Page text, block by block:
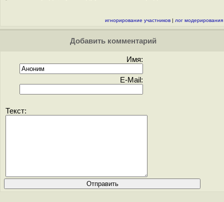
игнорирование участников | лог модерирования
Добавить комментарий
Имя:
E-Mail:
Текст: